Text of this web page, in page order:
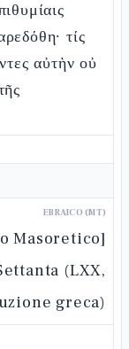
τίς
αὐτὴν οὐ
EBRAICO (MT)
Masoretico
(LXX,
greca).]